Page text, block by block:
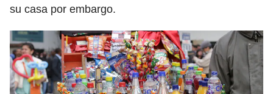
su casa por embargo.